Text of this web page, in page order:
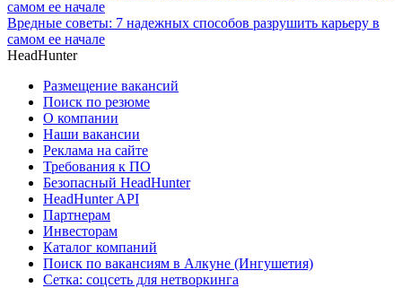
Вредные советы: 7 надежных способов разрушить карьеру в
самом ее начале
HeadHunter
Размещение вакансий
Поиск по резюме
О компании
Наши вакансии
Реклама на сайте
Требования к ПО
Безопасный HeadHunter
HeadHunter API
Партнерам
Инвесторам
Каталог компаний
Поиск по вакансиям в Алкуне (Ингушетия)
Сетка: соцсеть для нетворкинга